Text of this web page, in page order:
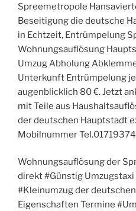
Spreemetropole
Beseitigung die deutsche
in Echtzeit, Entrümpelung
Wohnungsauflösung
Umzug Abholung
Unterkunft Entrümpelung
augenblicklich 80 €. Jetzt
mit Teile aus
der deutschen Hauptstadt
Mobilnummer
Wohnungsauflösung der
direkt #Günstig
#Kleinumzug der
Eigenschaften Termine